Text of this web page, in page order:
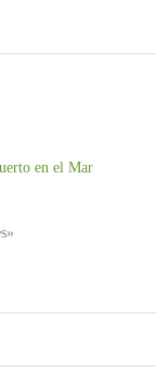
en el Mar